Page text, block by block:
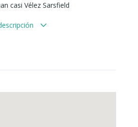
casi Vélez Sarsfield
con baño, a metros de la
peluquería o similares.